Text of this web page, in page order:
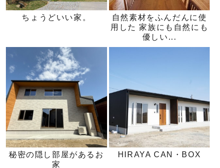
ちょうどいい家。
自然素材をふんだんに使
用した 家族にも自然にも
優しい...
秘密の隠し部屋があるお
家
HIRAYA CAN・BOX